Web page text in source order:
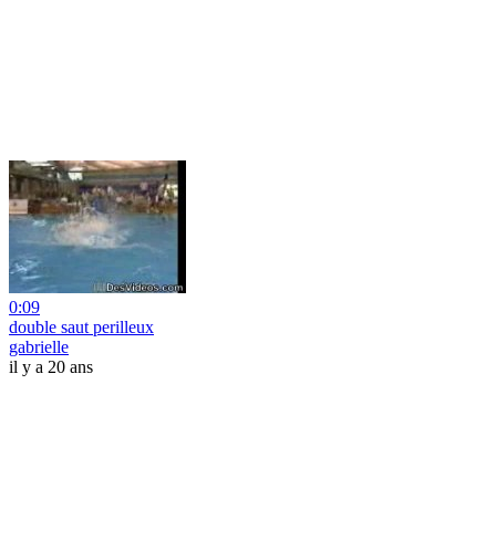
0:09
double saut perilleux
gabrielle
il y a 20 ans